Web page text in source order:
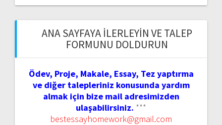
ANA SAYFAYA İLERLEYIN VE TALEP
FORMUNU DOLDURUN
Ödev, Proje, Makale, Essay, Tez yaptırma
ve diğer talepleriniz konusunda yardım
almak için bize mail adresimizden
ulaşabilirsiniz. ***
bestessayhomework@gmail.com